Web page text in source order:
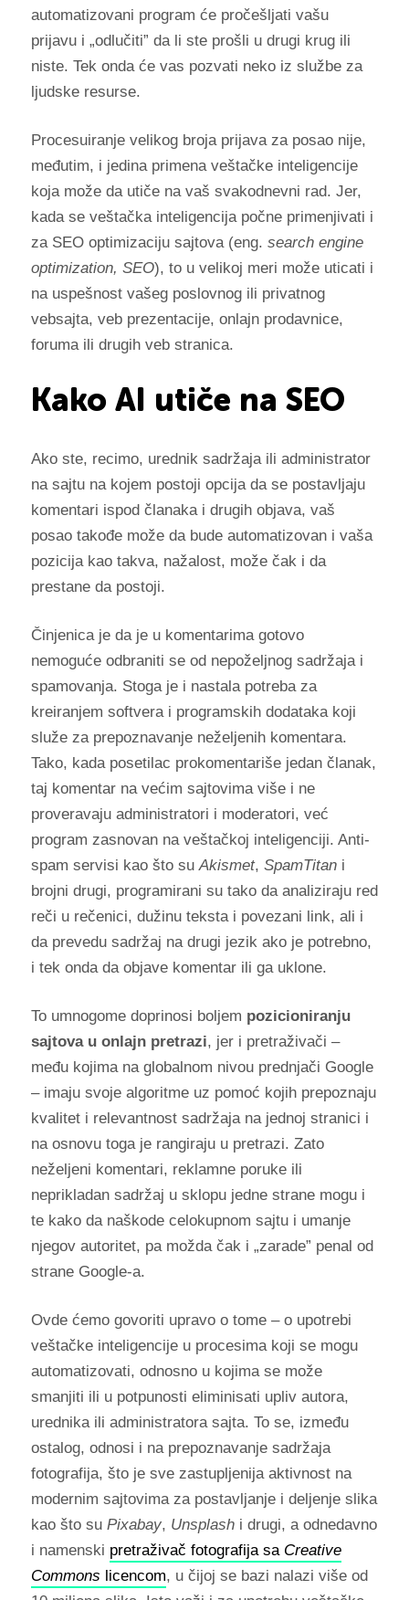
automatizovani program će pročešljati vašu
prijavu i „odlučiti” da li ste prošli u drugi krug ili
niste. Tek onda će vas pozvati neko iz službe za
ljudske resurse.
Procesuiranje velikog broja prijava za posao nije,
međutim, i jedina primena veštačke inteligencije
koja može da utiče na vaš svakodnevni rad. Jer,
kada se veštačka inteligencija počne primenjivati i
za SEO optimizaciju sajtova (eng. search engine
optimization, SEO), to u velikoj meri može uticati i
na uspešnost vašeg poslovnog ili privatnog
vebsajta, veb prezentacije, onlajn prodavnice,
foruma ili drugih veb stranica.
Kako AI utiče na SEO
Ako ste, recimo, urednik sadržaja ili administrator
na sajtu na kojem postoji opcija da se postavljaju
komentari ispod članaka i drugih objava, vaš
posao takođe može da bude automatizovan i vaša
pozicija kao takva, nažalost, može čak i da
prestane da postoji.
Činjenica je da je u komentarima gotovo
nemoguće odbraniti se od nepoželjnog sadržaja i
spamovanja. Stoga je i nastala potreba za
kreiranjem softvera i programskih dodataka koji
služe za prepoznavanje neželjenih komentara.
Tako, kada posetilac prokomentariše jedan članak,
taj komentar na većim sajtovima više i ne
proveravaju administratori i moderatori, već
program zasnovan na veštačkoj inteligenciji. Anti-
spam servisi kao što suAkismet, SpamTitani
brojni drugi, programirani su tako da analiziraju red
reči u rečenici, dužinu teksta i povezani link, ali i
da prevedu sadržaj na drugi jezik ako je potrebno,
i tek onda da objave komentar ili ga uklone.
To umnogome doprinosi boljem pozicioniranju
sajtova u onlajn pretrazi, jer i pretraživači –
među kojima na globalnom nivou prednjači Google
– imaju svoje algoritme uz pomoć kojih prepoznaju
kvalitet i relevantnost sadržaja na jednoj stranici i
na osnovu toga je rangiraju u pretrazi. Zato
neželjeni komentari, reklamne poruke ili
neprikladan sadržaj u sklopu jedne strane mogu i
te kako da naškode celokupnom sajtu i umanje
njegov autoritet, pa možda čak i „zarade” penal od
strane Google-a.
Ovde ćemo govoriti upravo o tome – o upotrebi
veštačke inteligencije u procesima koji se mogu
automatizovati, odnosno u kojima se može
smanjiti ili u potpunosti eliminisati upliv autora,
urednika ili administratora sajta. To se, između
ostalog, odnosi i na prepoznavanje sadržaja
fotografija, što je sve zastupljenija aktivnost na
modernim sajtovima za postavljanje i deljenje slika
kao što su Pixabay, Unsplashi drugi, a odnedavno
i namenski pretraživač fotografija sa Creative
Commons licencom, u čijoj se bazi nalazi više od